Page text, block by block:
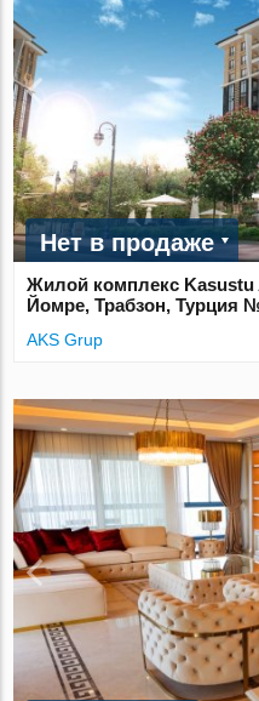
Нет в продаже
Жилой комплекс Kasustu
Йомре, Трабзон, Турция
AKS Grup